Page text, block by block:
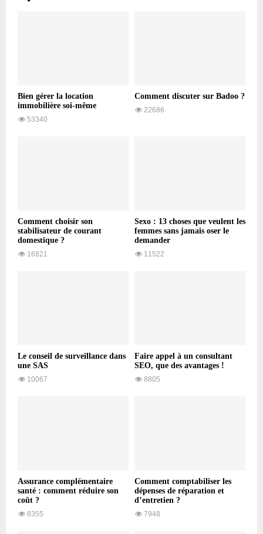
Bien gérer la location
immobilière soi-même
53340
Comment discuter sur Badoo ?
22686
Comment choisir son
stabilisateur de courant
domestique ?
16821
Sexo : 13 choses que veulent les
femmes sans jamais oser le
demander
11522
Le conseil de surveillance dans
une SAS
10067
Faire appel à un consultant
SEO, que des avantages !
8805
Assurance complémentaire
santé : comment réduire son
coût ?
8355
Comment comptabiliser les
dépenses de réparation et
d’entretien ?
7948